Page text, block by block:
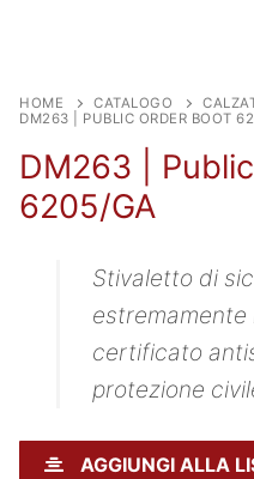
HOME CATALOGO
DM263 | PUBLIC ORDER BOOT
DM263 |
6205/GA
Stivaletto di
estremamente
certificato
protezione
AGGIUNGI ALLA